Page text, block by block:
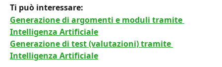
Ti può interessare:
Generazione di argomenti e moduli tramite
Intelligenza Artificiale
Generazione di test (valutazioni) tramite
Intelligenza Artificiale